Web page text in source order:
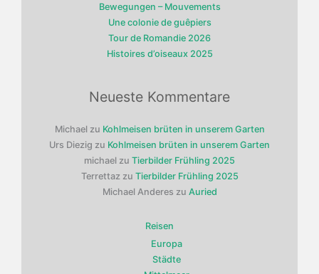
Bewegungen – Mouvements
Une colonie de guêpiers
Tour de Romandie 2026
Histoires d’oiseaux 2025
Neueste Kommentare
Michael zu Kohlmeisen brüten in unserem Garten
Urs Diezig zu Kohlmeisen brüten in unserem Garten
michael zu Tierbilder Frühling 2025
Terrettaz zu Tierbilder Frühling 2025
Michael Anderes zu Auried
Reisen
Europa
Städte